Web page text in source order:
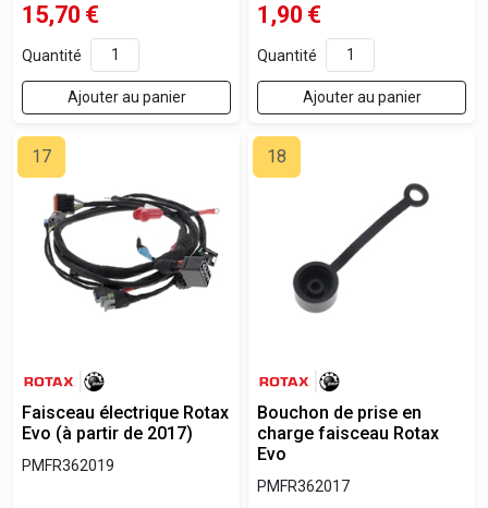
15,70 €
Quantité
Ajouter au panier
1,90 €
Quantité
Ajouter au panier
17
Faisceau électrique Rotax
Evo (à partir de 2017)
PMFR362019
18
Bouchon de prise en
charge faisceau Rotax
Evo
PMFR362017